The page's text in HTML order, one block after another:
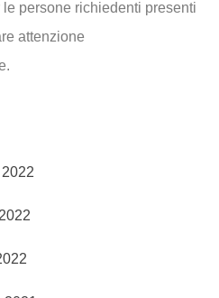
persone richiedenti presenti
attenzione